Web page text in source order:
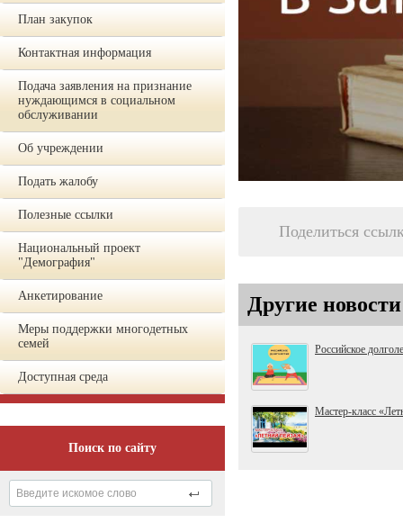
План закупок
Контактная информация
Подача заявления на признание
нуждающимся в социальном
обслуживании
Об учреждении
Подать жалобу
Полезные ссылки
Национальный проект
"Демография"
Анкетирование
Меры поддержки многодетных
семей
Доступная среда
Поиск по сайту
Поделиться
Другие
Российское
Мастер-класс